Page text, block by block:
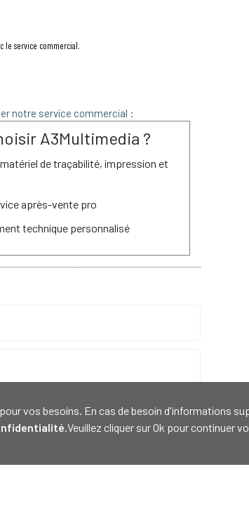
vos besoins. En cas de besoin d'informations
.Veuillez cliquer sur Ok pour continuer
le service commercial.
notre service commercial :
A3Multimedia ?
de traçabilité, impression et
après-vente pro
technique personnalisé